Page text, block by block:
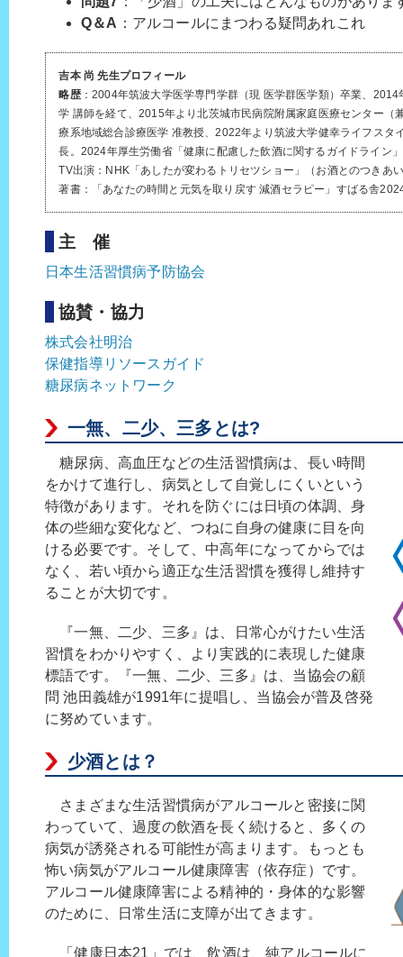
Q＆A ：アルコールにまつわる疑問あれこれ
吉本 尚 先生プロフィール
略歴：2004年筑波大学医学専門学群（現 医学群医学類）卒業、
学 講師を経て、2015年より北茨城市民病院附属家庭医療センター（
療系地域総合診療医学 准教授、2022年より筑波大学健幸ライフス
長。2024年厚生労働省「健康に配慮した飲酒に関するガイドライ
TV出演：NHK「あしたが変わるトリセツショー」（お酒とのつきあ
著書：「あなたの時間と元気を取り戻す 減酒セラピー」すばる舎
主 催
日本生活習慣病予防協会
協賛・協力
株式会社明治
保健指導リソースガイド
糖尿病ネットワーク
一無、二少、三多とは?
糖尿病、高血圧などの生活習慣病は、長い時間
をかけて進行し、病気として自覚しにくいという
特徴があります。それを防ぐには日頃の体調、身
体の些細な変化など、つねに自身の健康に目を向
ける必要です。そして、中高年になってからでは
なく、若い頃から適正な生活習慣を獲得し維持す
ることが大切です。
『一無、二少、三多』は、日常心がけたい生活
習慣をわかりやすく、より実践的に表現した健康
標語です。『一無、二少、三多』は、当協会の顧
問 池田義雄が1991年に提唱し、当協会が普及啓発
に努めています。
少酒とは？
さまざまな生活習慣病がアルコールと密接に関
わっていて、過度の飲酒を長く続けると、多くの
病気が誘発される可能性が高まります。もっとも
怖い病気がアルコール健康障害（依存症）です。
アルコール健康障害による精神的・身体的な影響
のために、日常生活に支障が出てきます。
「健康日本21」では、飲酒は、純アルコールに